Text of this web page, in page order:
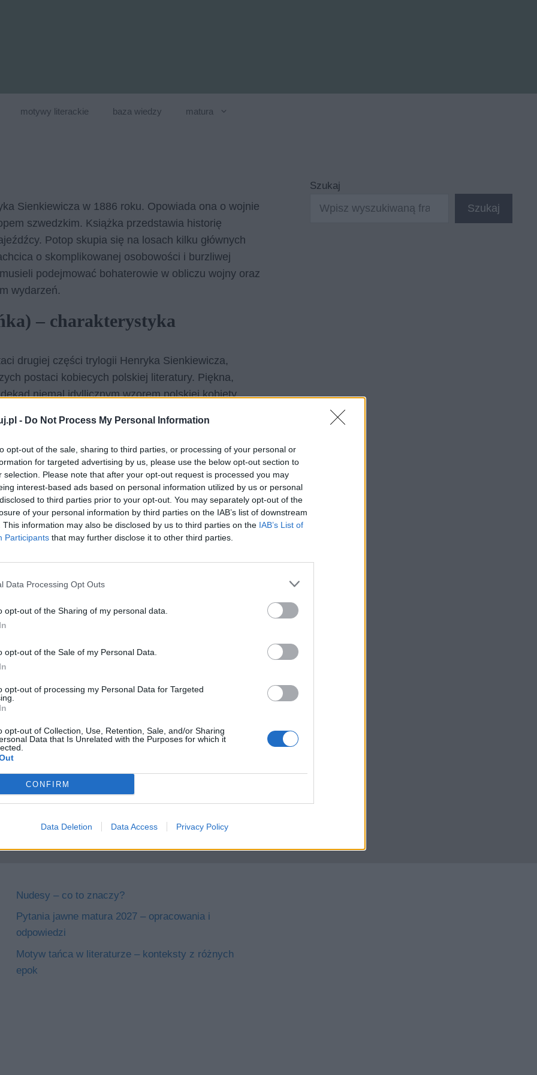
- Do Not Process My Personal Information
opt-out of the sale, sharing to third parties, or processing of your personal or
for targeted advertising by us, please use the below opt-out section to
selection. Please note that after your opt-out request is processed you may
interest-based ads based on personal information utilized by us or personal
to third parties prior to your opt-out. You may separately opt-out of the
of your personal information by third parties on the IAB’s list of downstream
This information may also be disclosed by us to third parties on the IAB’s List of
Participants that may further disclose it to other third parties.
Data Processing Opt Outs
opt-out of the Sharing of my personal data.
opt-out of the Sale of my Personal Data.
opt-out of processing my Personal Data for Targeted
opt-out of Collection, Use, Retention, Sale, and/or Sharing
Data that Is Unrelated with the Purposes for which it
CONFIRM
Data Deletion Data Access Privacy Policy
motywy literackie baza wiedzy matura
Sienkiewicza w 1886 roku. Opowiada ona o wojnie
szwedzkim. Książka przedstawia historię
Potop skupia się na losach kilku głównych
o skomplikowanej osobowości i burzliwej
podejmować bohaterowie w obliczu wojny oraz
wydarzeń.
– charakterystyka
drugiej części trylogii Henryka Sienkiewicza,
postaci kobiecych polskiej literatury. Piękna,
niemal idyllicznym wzorem polskiej kobiety,
pt. Potop – drugiej części trylogii. Jest
czytelnik staje po jego stronie od pierwszych
i Wołodyjowskiego
Henryka Sienkiewicza – Potopu. Był to młody
płowe, szlacheckim zwyczajem podgalane, włosy,
oddawały w dużej mierze charakter Kmicica –
Szukaj
Szukaj
Nudesy – co to znaczy?
Pytania jawne matura 2027 – opracowania i
odpowiedzi
Motyw tańca w literaturze – konteksty z różnych
epok